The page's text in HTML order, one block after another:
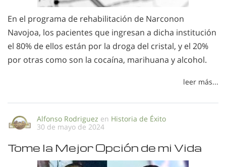
En el programa de rehabilitación de Narconon
Navojoa, los pacientes que ingresan a dicha institución
el 80% de ellos están por la droga del cristal, y el 20%
por otras como son la cocaína, marihuana y alcohol.
leer más...
Alfonso Rodriguez en Historia de Éxito
30 de mayo de 2024
Tome la Mejor Opción de mi Vida